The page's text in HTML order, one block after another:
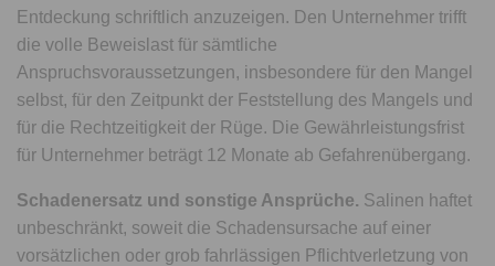
Entdeckung schriftlich anzuzeigen. Den Unternehmer trifft
die volle Beweislast für sämtliche
Anspruchsvoraussetzungen, insbesondere für den Mangel
selbst, für den Zeitpunkt der Feststellung des Mangels und
für die Rechtzeitigkeit der Rüge. Die Gewährleistungsfrist
für Unternehmer beträgt 12 Monate ab Gefahrenübergang.
Schadenersatz und sonstige Ansprüche. Salinen haftet
unbeschränkt, soweit die Schadensursache auf einer
vorsätzlichen oder grob fahrlässigen Pflichtverletzung von